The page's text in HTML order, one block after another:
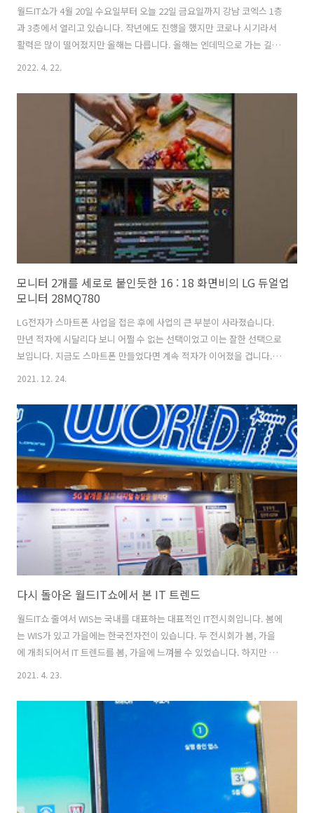
월드IT쇼가 4월 20일 수요일부터 오늘 22일 금요일까지 강남 코엑스 1층
과 3층에서 열리고 있습니다. 작년에도 진행을 했지만 코로나 시기라서
활력은 많이 떨어졌지만 올해는 다릅니다. 올해는 엔데믹으로 가는 길목
에 있어서인지 코로나 이전만큼의 활력에 깜짝 놀랄 정도로 관람객도 많
는 SKT, KT, LG전자, 삼성전자 전시 부스가 있습니다. 3층에는 요즘 잘
나가는 기아 전기차 EV6가 전시되어 있습니다. CES 가전쇼에 전기차들
이 등장하는 것처럼 한국에서도 IT쇼에 전기차가 자주 보이네요. 요즘 전
기차는 움직이는 가전제품이라고 할 정도로 전자 기능이 엄청 들어갔습
니다. 대형 IT업체들의 부스를 둘러봤습니다. 전체적으로 작년과 비슷..
2022. 4. 22.
모니터 2개를 세로로 붙인듯한 16 : 18 화면비의 LG 듀얼업
모니터 28MQ780
LG전자가 스마트폰 사업을 접은 후에 사업의 큰 부분이 사라졌습니다.
만년 적자에 시달리다 보니 어쩔 수 없는 선택이었고 이는 잘한 선택으로
보입니다. 지금도 스마트폰 만들었다면 계속 적자가 이어졌을 겁니다. 지
금 삼성전자 갤럭시 S 시리즈도 위기라고 하죠. 가성비의 중국폰에 밀리
습니다. 한 때 안드로이드폰을 대표하는 갤럭시 S 시리즈인데 지금은 국
내에서만 인기 높은 지역 폰으로 전락하는 느낌도 크네요. 이를 삼성전자
도 잘 알고 있어서 폴더블 폰에 힘을 실어주고 있습니다. 스마트폰 사업
부도 가전 사업부에 통합한다는 뉴스도 들리더라고요. LG전자는 스마트
폰 사업을 포기한 대신 뭔가 새로운 먹거리를 키워야 합니다. 전기차 부
품 사업을 한다고 ..
2021. 12. 24.
다시 돌아온 월드IT쇼에서 본 IT 트렌드
월드IT쇼 줄여서 WIS는 국내를 대표하는 대표적인 IT전시회입니다. 봄에
는 WIS가 있고 가을에는 한국전자전이 있습니다. 두 전시회가 봄, 가을
에 개최되어서 IT 트렌드를 봄, 가을에 느껴볼 수 있었습니다. 하지만 최
를 꾸준히 줄였습니다. 이런 모습을 보고 월드IT쇼가 아닌 동네IT쇼라는
비판적 시선도 많았습니다. 하지만 2020년 코로나로 인해 온라인 전시회
로 대체하다가 2021년 올해는 철저한 방역 하에 전시회가 개최되었습니
다. 결론부터 말하자면 최신 IT 트랜드를 볼 수 있었고 신기한 기술, 신기
한 제품 체험을 꽤 할 수 있어서 만족스러운 전시회였습니다...
2021. 4. 23.